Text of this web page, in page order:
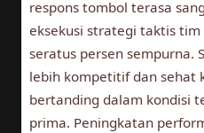
respons tombol terasa
eksekusi strategi taktis
seratus persen sempurna.
lebih kompetitif dan sehat
bertanding dalam kondisi
prima. Peningkatan